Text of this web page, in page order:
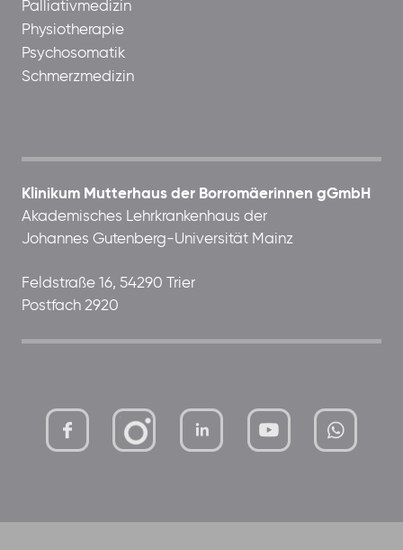
Palliativmedizin
Physiotherapie
Psychosomatik
Schmerzmedizin
Klinikum Mutterhaus der Borromäerinnen gGmbH
Akademisches Lehrkrankenhaus der
Johannes Gutenberg-Universität Mainz
Feldstraße 16, 54290 Trier
Postfach 2920
mutterhaus-xMBTtqOwC1KKBww